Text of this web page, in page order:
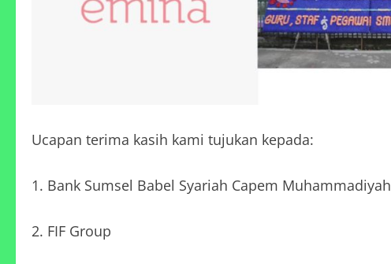
Ucapan terima kasih kami tujukan kepada:
1. Bank Sumsel Babel Syariah Capem Muhammadiyah
2. FIF Group